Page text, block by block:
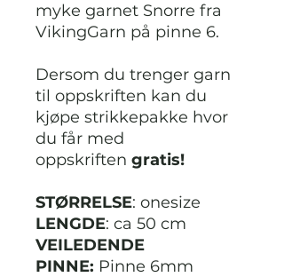
myke garnet Snorre fra
VikingGarn på pinne 6.
Dersom du trenger garn
til oppskriften kan du
kjøpe strikkepakke hvor
du får med
oppskriften gratis!
STØRRELSE: onesize
LENGDE: ca 50 cm
VEILEDENDE
PINNE: Pinne 6mm